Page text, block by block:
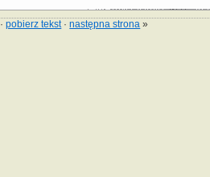
·pobierz tekst·następna strona »